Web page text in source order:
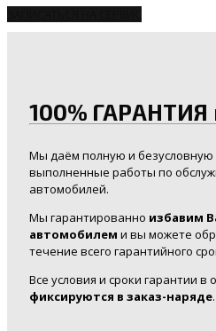
100% ГАРАНТИЯ
Мы даём полную и безусловную
выполненные работы по
автомобилей.
Мы гарантированно избавим
автомобилем и вы можете
течение всего гарантийного
Все условия и сроки гарантии в
фиксируются в заказ-наряде.